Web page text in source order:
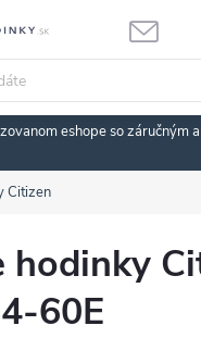
eshope so záručným
Citizen
hodinky
60E